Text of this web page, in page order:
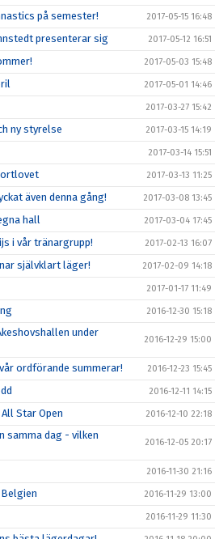
på semester! 2017-05-15 16:48
presenterar sig 2017-05-12 16:51
2017-05-03 15:48
2017-05-01 14:46
2017-03-27 15:42
ny styrelse 2017-03-15 14:19
2017-03-14 15:51
2017-03-13 11:25
även denna gång! 2017-03-08 13:45
hall 2017-03-04 17:45
i vår tränargrupp! 2017-02-13 16:07
självklart läger! 2017-02-09 14:18
2017-01-17 11:49
2016-12-30 15:18
under
2016-12-29 15:00
ordförande summerar! 2016-12-23 15:45
2016-12-11 14:15
Star Open 2016-12-10 22:18
samma dag - vilken
2016-12-05 20:17
2016-11-30 21:16
2016-11-29 13:00
2016-11-29 11:30